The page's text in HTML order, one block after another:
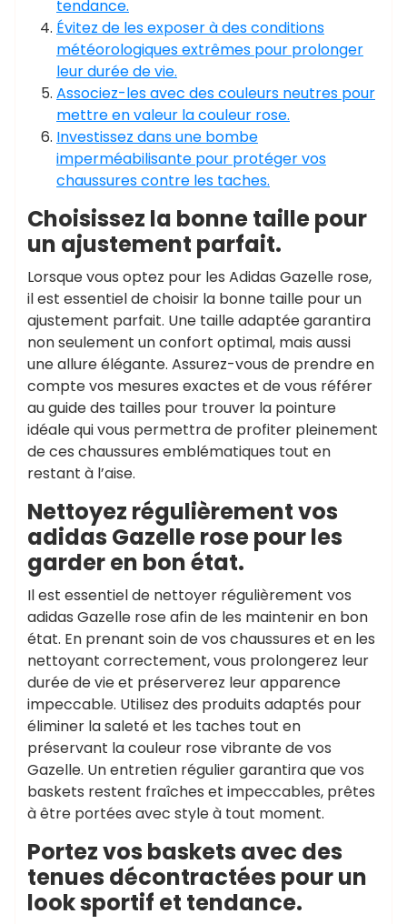
tendance.
Évitez de les exposer à des conditions
météorologiques extrêmes pour prolonger
leur durée de vie.
Associez-les avec des couleurs neutres pour
mettre en valeur la couleur rose.
Investissez dans une bombe
imperméabilisante pour protéger vos
chaussures contre les taches.
Choisissez la bonne taille pour
un ajustement parfait.
Lorsque vous optez pour les Adidas Gazelle rose,
il est essentiel de choisir la bonne taille pour un
ajustement parfait. Une taille adaptée garantira
non seulement un confort optimal, mais aussi
une allure élégante. Assurez-vous de prendre en
compte vos mesures exactes et de vous référer
au guide des tailles pour trouver la pointure
idéale qui vous permettra de profiter pleinement
de ces chaussures emblématiques tout en
restant à l’aise.
Nettoyez régulièrement vos
adidas Gazelle rose pour les
garder en bon état.
Il est essentiel de nettoyer régulièrement vos
adidas Gazelle rose afin de les maintenir en bon
état. En prenant soin de vos chaussures et en les
nettoyant correctement, vous prolongerez leur
durée de vie et préserverez leur apparence
impeccable. Utilisez des produits adaptés pour
éliminer la saleté et les taches tout en
préservant la couleur rose vibrante de vos
Gazelle. Un entretien régulier garantira que vos
baskets restent fraîches et impeccables, prêtes
à être portées avec style à tout moment.
Portez vos baskets avec des
tenues décontractées pour un
look sportif et tendance.